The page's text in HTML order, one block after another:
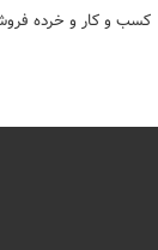
کسب و کار و خرده